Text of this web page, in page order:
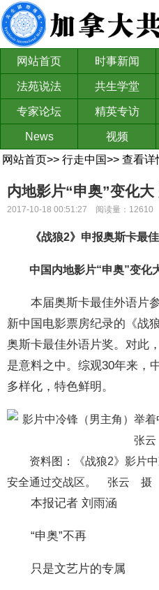
网站首页 时事新闻
法苑说法 共生学堂
专家论坛 精英专访
News 视频
网站首页>> 行走中国>> 查看详
内地影片“申奥”变化
2017-10-18 00:51:27 阅读量：12610
《战狼2》申报奥斯卡最
中国内地影片“申奥”变化
本届奥斯卡最佳外语片参
新中国电影票房纪录的《战
奥斯卡最佳外语片奖。对此
是意料之中。综观30年来，
多样化，特色鲜明。
资料图：《战狼2》影片
安全通过交战区。 张云 摄
本报记者 刘雨涵
“申奥”不再
只是文艺片的专属